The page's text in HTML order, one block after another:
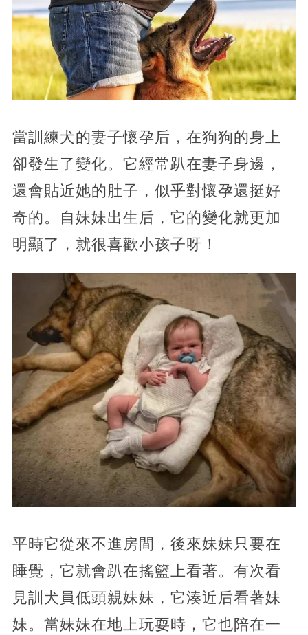
當訓練犬的妻子懷孕后，在狗狗的身上
卻發生了變化。它經常趴在妻子身邊，
還會貼近她的肚子，似乎對懷孕還挺好
奇的。自妹妹出生后，它的變化就更加
明顯了，就很喜歡小孩子呀！
平時它從來不進房間，後來妹妹只要在
睡覺，它就會趴在搖籃上看著。有次看
見訓犬員低頭親妹妹，它湊近后看著妹
妹。當妹妹在地上玩耍時，它也陪在一